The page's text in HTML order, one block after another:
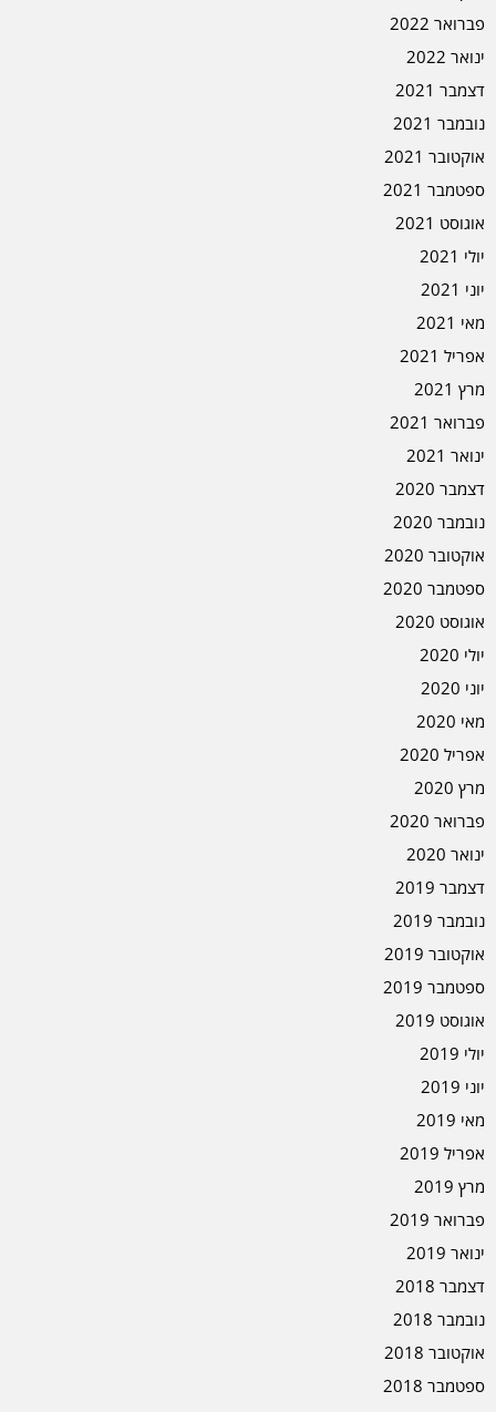
פברואר 2022
ינואר 2022
דצמבר 2021
נובמבר 2021
אוקטובר 2021
ספטמבר 2021
אוגוסט 2021
יולי 2021
יוני 2021
מאי 2021
אפריל 2021
מרץ 2021
פברואר 2021
ינואר 2021
דצמבר 2020
נובמבר 2020
אוקטובר 2020
ספטמבר 2020
אוגוסט 2020
יולי 2020
יוני 2020
מאי 2020
אפריל 2020
מרץ 2020
פברואר 2020
ינואר 2020
דצמבר 2019
נובמבר 2019
אוקטובר 2019
ספטמבר 2019
אוגוסט 2019
יולי 2019
יוני 2019
מאי 2019
אפריל 2019
מרץ 2019
פברואר 2019
ינואר 2019
דצמבר 2018
נובמבר 2018
אוקטובר 2018
ספטמבר 2018